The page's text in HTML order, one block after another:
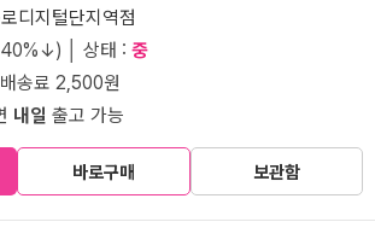
디지털단지역점
│ 상태 : 중
송료 2,500원
내일 출고 가능
바로구매 보관함